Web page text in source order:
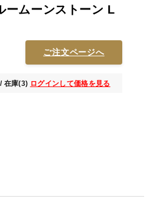
ームーンストーン L
ご注文ページへ
在庫(3) ログインして価格を見る